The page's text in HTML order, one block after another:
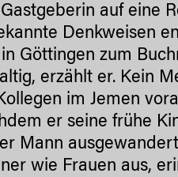
auf eine
Denkweisen
Göttingen zum
erzählt er. Kein
im Jemen
er seine frühe
Mann
wie Frauen aus,